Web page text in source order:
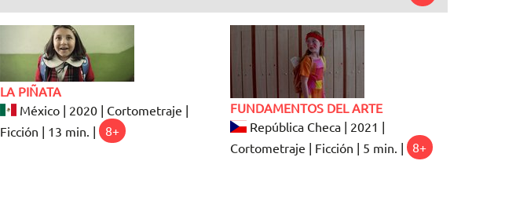
LA PIÑATA
México | 2020 | Cortometraje |
Ficción | 13 min. |
8+
FUNDAMENTOS DEL ARTE
República Checa | 2021 |
Cortometraje | Ficción | 5 min. |
8+